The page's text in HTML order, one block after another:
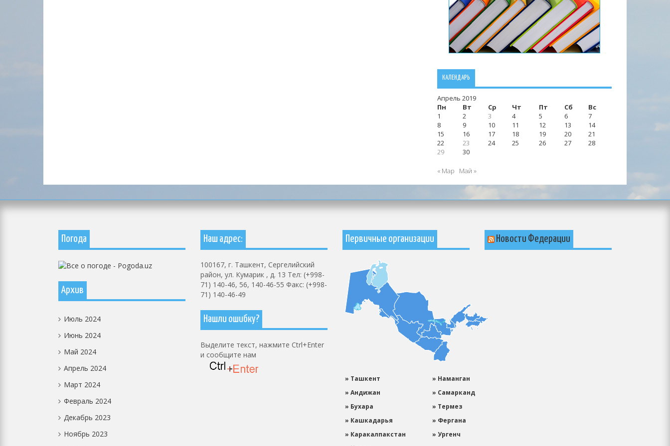
КАЛЕНДАРЬ
Апрель 2019
Пн
Вт Ср Чт Пт Сб
Вс
1
2 3 4 5 6
7
8
9 10 11 12 13
14
15
16 17 18 19 20
21
22
23 24 25 26 27
28
29
30
« Мар Май »
Погода
Архив
Июль 2024
Июнь 2024
Май 2024
Апрель 2024
Март 2024
Февраль 2024
Декабрь 2023
Ноябрь 2023
Наш адрес:
100167, г. Ташкент, Сергелийский
район, ул. Кумарик , д. 13 Тел: (+998-
71) 140-46, 56, 140-46-55 Факс: (+998-
71) 140-46-49
Нашли ошибку?
Выделите текст, нажмите Ctrl+Enter
и сообщите нам
Первичные организации
» Ташкент
» Андижан
» Бухара
» Кашкадарья
» Каракалпакстан
» Наманган
» Самарканд
» Термез
» Фергана
» Ургенч
Новости Федерации